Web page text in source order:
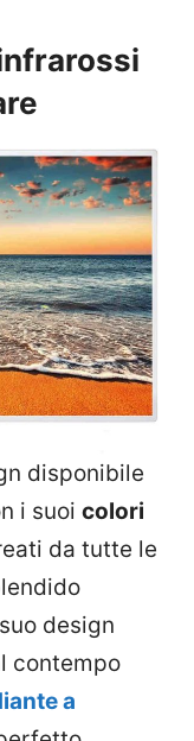
disponibile
i suoi colori
da tutte le
design
contempo
a